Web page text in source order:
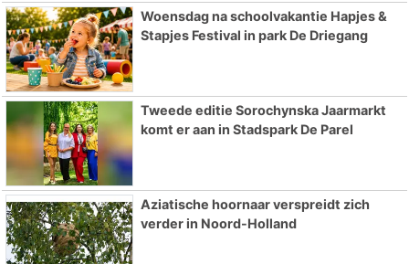
Woensdag na schoolvakantie Hapjes &
Stapjes Festival in park De Driegang
Tweede editie Sorochynska Jaarmarkt
komt er aan in Stadspark De Parel
Aziatische hoornaar verspreidt zich
verder in Noord-Holland